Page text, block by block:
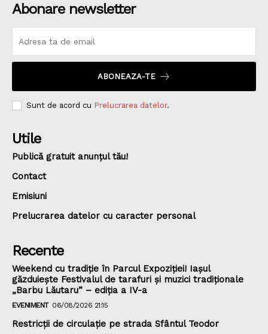
Abonare newsletter
ABONEAZA-TE
Sunt de acord cu Prelucrarea datelor.
Utile
Publică gratuit anunțul tău!
Contact
Emisiuni
Prelucrarea datelor cu caracter personal
Recente
Weekend cu tradiție în Parcul Expoziției! Iașul
găzduiește Festivalul de tarafuri și muzici tradiționale
„Barbu Lăutaru” – ediția a IV-a
EVENIMENT 06/08/2026 21:15
Restricții de circulație pe strada Sfântul Teodor